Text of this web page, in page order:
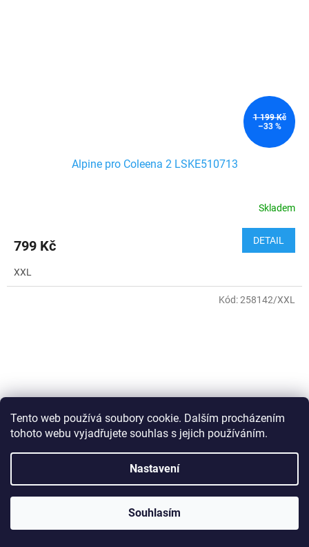
Tento web používá soubory cookie. Dalším procházením
tohoto webu vyjadřujete souhlas s jejich používáním.
Nastavení
Souhlasím
1 199 Kč
–33 %
Alpine pro Coleena 2 LSKE510713
Skladem
799 Kč DETAIL
XXL
Alpine pro Coleena 2 LSKE510713PB
Kód:258142/XXL